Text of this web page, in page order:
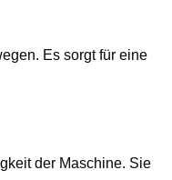
Es sorgt für eine
der Maschine. Sie